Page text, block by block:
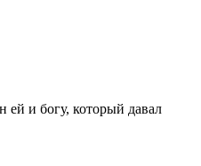
ей и богу, который давал